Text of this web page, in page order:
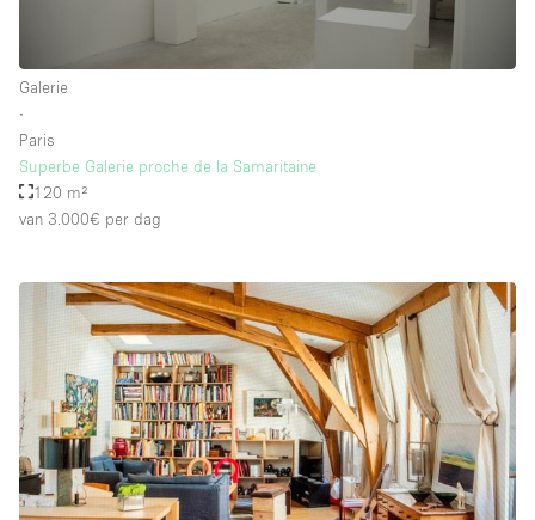
Galerie
∙
Paris
Superbe Galerie proche de la Samaritaine
120 m²
van 3.000€ per dag